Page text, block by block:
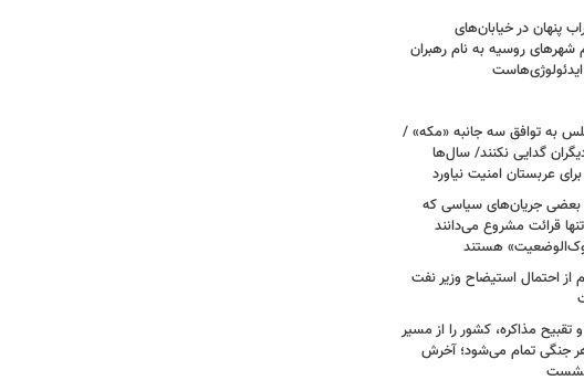
پنهان در خیابان‌های
شهرهای روسیه به نام رهبران
ایدئولوژی‌هاست
به توافق سه جانبه «مکه» /
گدایی نکنند/ سال‌ها
عربستان امنیت نیاورد
بعضی جریان‌های سیاسی که
قرائت مشروع می‌دانند
هستند
از احتمال استیضاح وزیر نفت
مذاکره، کشور را از مسیر
جنگی تمام می‌شود؛ آخرش
نشست